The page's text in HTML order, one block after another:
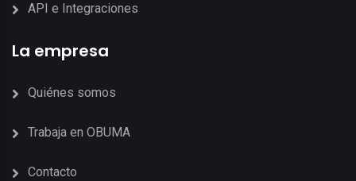
API e Integraciones
La empresa
Quiénes somos
Trabaja en OBUMA
Contacto